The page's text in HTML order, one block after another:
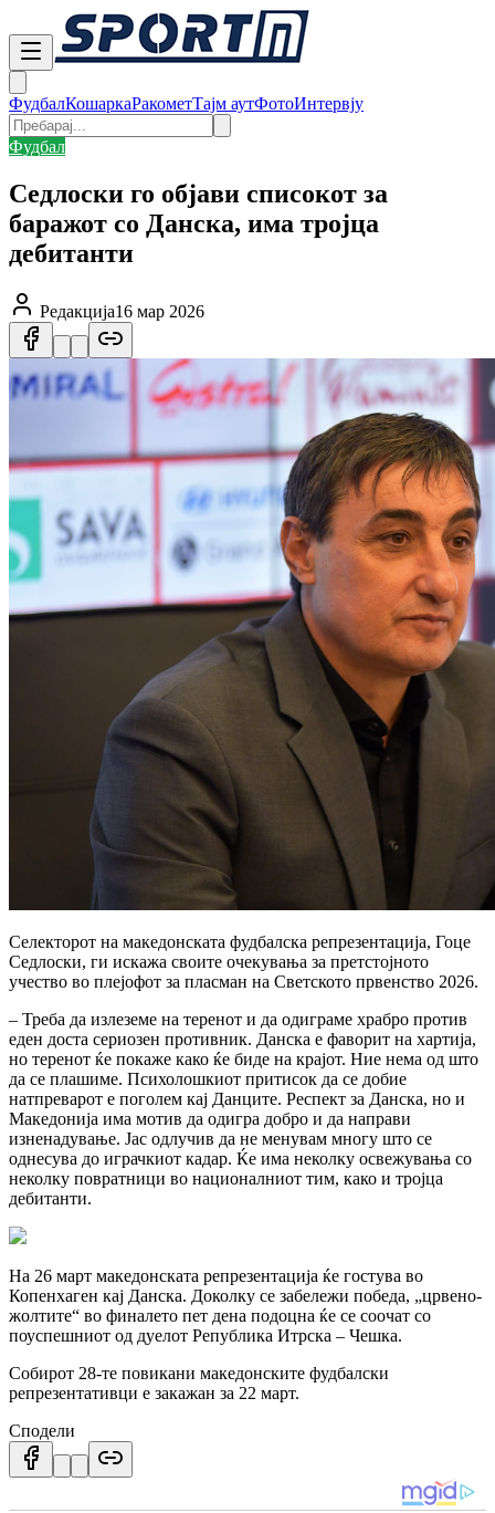
ФудбалКошаркаРакометТајм аутФотоИнтервју
Фудбал
Седлоски го објави списокот за
баражот со Данска, има тројца
дебитанти
Редакција16 мар 2026
Селекторот на македонската фудбалска репрезентација, Гоце
Седлоски, ги искажа своите очекувања за претстојното
учество во плејофот за пласман на Светското првенство 2026.
– Треба да излеземе на теренот и да одиграме храбро против
еден доста сериозен противник. Данска е фаворит на хартија,
но теренот ќе покаже како ќе биде на крајот. Ние нема од што
да се плашиме. Психолошкиот притисок да се добие
натпреварот е поголем кај Данците. Респект за Данска, но и
Македонија има мотив да одигра добро и да направи
изненадување. Јас одлучив да не менувам многу што се
однесува до играчкиот кадар. Ќе има неколку освежувања со
неколку повратници во националниот тим, како и тројца
дебитанти.
На 26 март македонската репрезентација ќе гостува во
Копенхаген кај Данска. Доколку се забележи победа, „црвено-
жолтите“ во финалето пет дена подоцна ќе се соочат со
поуспешниот од дуелот Република Итрска – Чешка.
Собирот 28-те повикани македонските фудбалски
репрезентативци е закажан за 22 март.
Сподели